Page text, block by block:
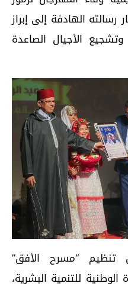
الهادفة إلى إبراز
وتشجيع الأجيال الصاعدة
“مسرح الأفق”
الوطنية للتنمية البشرية،